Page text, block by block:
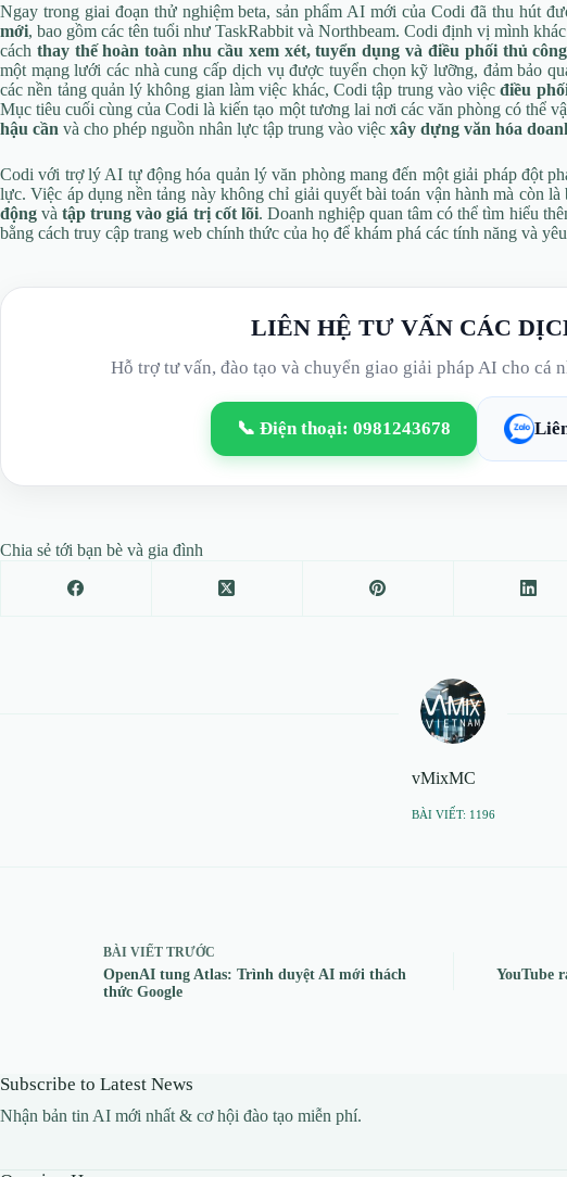
Ngay trong giai đoạn thử nghiệm beta, sản phẩm AI mới của Codi đã thu hút
mới, bao gồm các tên tuổi như TaskRabbit và Northbeam. Codi định vị mình
cách thay thế hoàn toàn nhu cầu xem xét, tuyển dụng và điều phối thủ
một mạng lưới các nhà cung cấp dịch vụ được tuyển chọn kỹ lưỡng, đảm bảo
các nền tảng quản lý không gian làm việc khác, Codi tập trung vào việcđiều
Mục tiêu cuối cùng của Codi là kiến tạo một tương lai nơi các văn phòng có thể
hậu cần và cho phép nguồn nhân lực tập trung vào việc xây dựng văn hóa
Codi với trợ lý AI tự động hóa quản lý văn phòng mang đến một giải pháp đột
lực. Việc áp dụng nền tảng này không chỉ giải quyết bài toán vận hành mà còn là
động vàtập trung vào giá trị cốt lõi. Doanh nghiệp quan tâm có thể tìm hiểu
bằng cách truy cập trang web chính thức của họ để khám phá các tính năng và
LIÊN HỆ TƯ VẤN CÁC
Hỗ trợ tư vấn, đào tạo và chuyển giao giải pháp AI cho cá
📞 Điện thoại: 0981243678
Chia sẻ tới bạn bè và gia đình
vMixMC
BÀI VIẾT: 1196
BÀI VIẾT TRƯỚC
OpenAI tung Atlas: Trình duyệt AI mới thách
thức Google
YouTube
Subscribe to Latest News
Nhận bản tin AI mới nhất & cơ hội đào tạo miễn phí.